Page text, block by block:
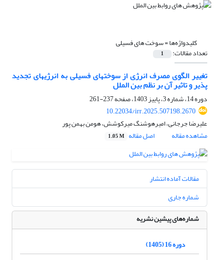
کلیدواژه‌ها =سوخت های فسیلی
تعداد مقالات: 1
تغییر الگوی مصرف انرژی از سوختهای فسیلی به انرژیهای تجدید
پذیر و تاثیر آن بر نظم بین الملل
دوره 14، شماره 3، پاییز 1403، صفحه
237-261
10.22034/irr.2025.507198.2670
علیرضا جرجانی، امیرهوشنگ میرکوشش، هومن بهمن پور
مشاهده مقاله
اصل مقاله 1.05 M
مقالات آماده انتشار
شماره جاری
شماره‌های پیشین نشریه
دوره 16 (1405)